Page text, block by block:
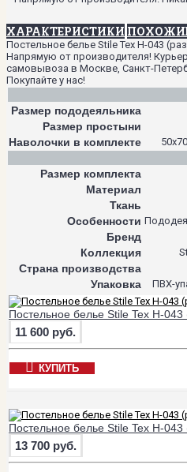
ХАРАКТЕРИСТИКИ
Постельное белье Stile Tex H-043
Напрямую от производителя!
самовывоза в Москве, Санкт-
Покупайте у нас!
Размер пододеяльника
Размер простыни
Наволочки в комплекте
Размер комплекта
Материал
Ткань
Особенности
Бренд
Коллекция
Страна производства
Упаковка ПВХ-
Постельное белье Stile Tex H-
11 600 руб.
КУПИТЬ
Постельное белье Stile Tex H-
13 700 руб.